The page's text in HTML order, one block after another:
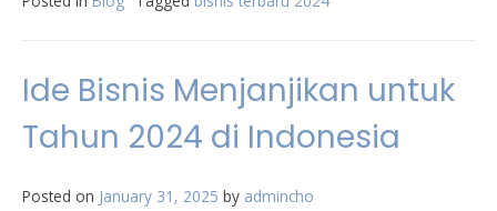
Ide Bisnis Menjanjikan untuk
Tahun 2024 di Indonesia
Posted on January 31, 2025 by admincho